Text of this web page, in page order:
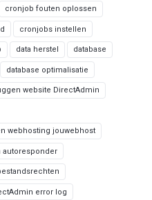
cronjob fouten oplossen
cronjobs instellen
data herstel database
database optimalisatie
website DirectAdmin
webhosting jouwebhost
autoresponder
error log